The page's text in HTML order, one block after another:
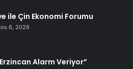
ile Çin Ekonomi Forumu
6, 2026
Alarm Veriyor”